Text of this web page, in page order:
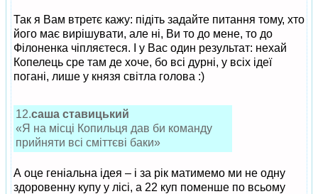
Так я Вам втретє кажу: підіть задайте питання тому, хто
його має вирішувати, але ні, Ви то до мене, то до
Філоненка чіпляєтеся. І у Вас один результат: нехай
Копелець сре там де хоче, бо всі дурні, у всіх ідеї
погані, лише у князя світла голова :)
12.саша ставицький
«Я на місці Копильця дав би команду
прийняти всі сміттєві баки»
А оце геніальна ідея – і за рік матимемо ми не одну
здоровенну купу у лісі, а 22 куп поменше по всьому